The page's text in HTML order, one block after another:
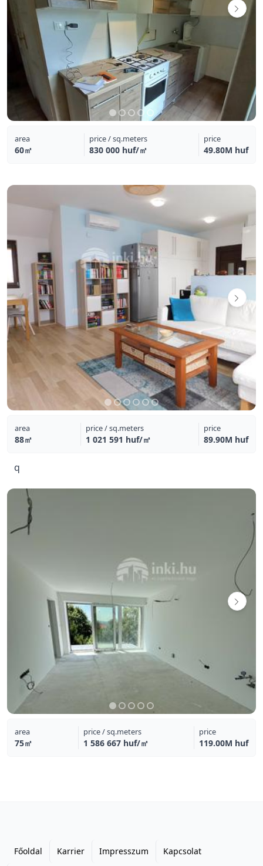
area
60㎡
price / sq.meters
830 000 huf/㎡
price
49.80M huf
area
88㎡
price / sq.meters
1 021 591 huf/㎡
price
89.90M huf
q
area
75㎡
price / sq.meters
1 586 667 huf/㎡
price
119.00M huf
Főoldal Karrier Impresszum Kapcsolat